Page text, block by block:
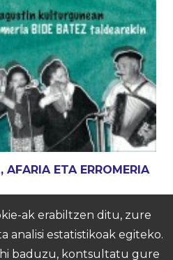
ETA ERROMERIA
18 19 20
ak erabiltzen ditu, zure
analisi estatistikoak egiteko.
baduzu, kontsultatu gure